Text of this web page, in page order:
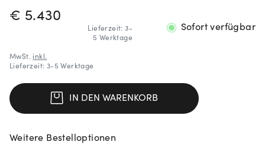
Sofort verfügbar
PREISINFORMATIONEN
€ 5.430
Lieferzeit: 3-
5 Werktage
MwSt. inkl.
Lieferzeit: 3-5 Werktage
IN DEN WARENKORB
Weitere Bestelloptionen